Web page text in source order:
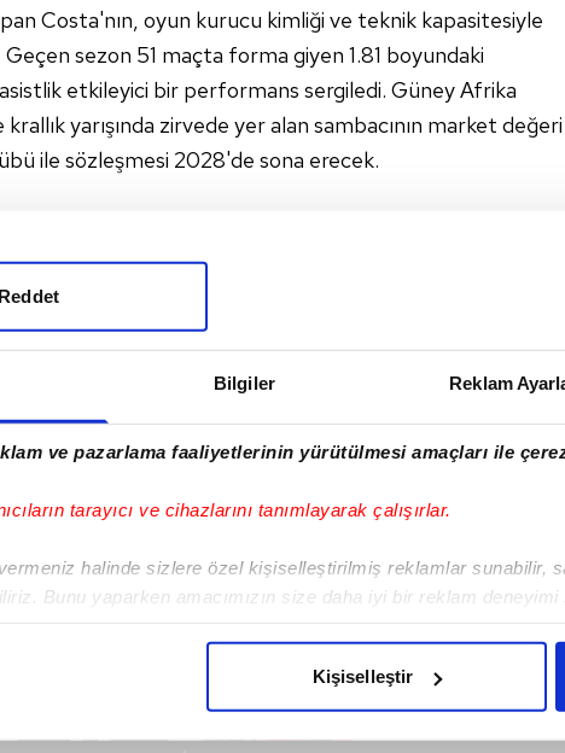
Bilgiler Reklam
ve pazarlama faaliyetlerinin yürütülmesi amaçları ile
tarayıcı ve cihazlarını tanımlayarak çalışırlar.
halinde sizlere özel kişiselleştirilmiş reklamlar sunabilir,
Bunu yaparken amacımızın size daha iyi bir reklam
bu çerezlere izin vermedikleri takdirde, kullanıcılara
Reddet
Kişiselleştir
Costa'nın, oyun kurucu kimliği ve teknik kapasitesiyle
sezon 51 maçta forma giyen 1.81 boyundaki
etkileyici bir performans sergiledi. Güney Afrika
yarışında zirvede yer alan sambacının market değeri
ile sözleşmesi 2028'de sona erecek.
forvet arkası ve sağ kanatta da görev yapabilen Ribeiro'nun
euro. Betway Premiership ekibi Sundowns ile 2028'e
ayrılmaya sıcak bakıyor.
Sonraki Haber
Jeremie Boga'dan
tarihi rest!